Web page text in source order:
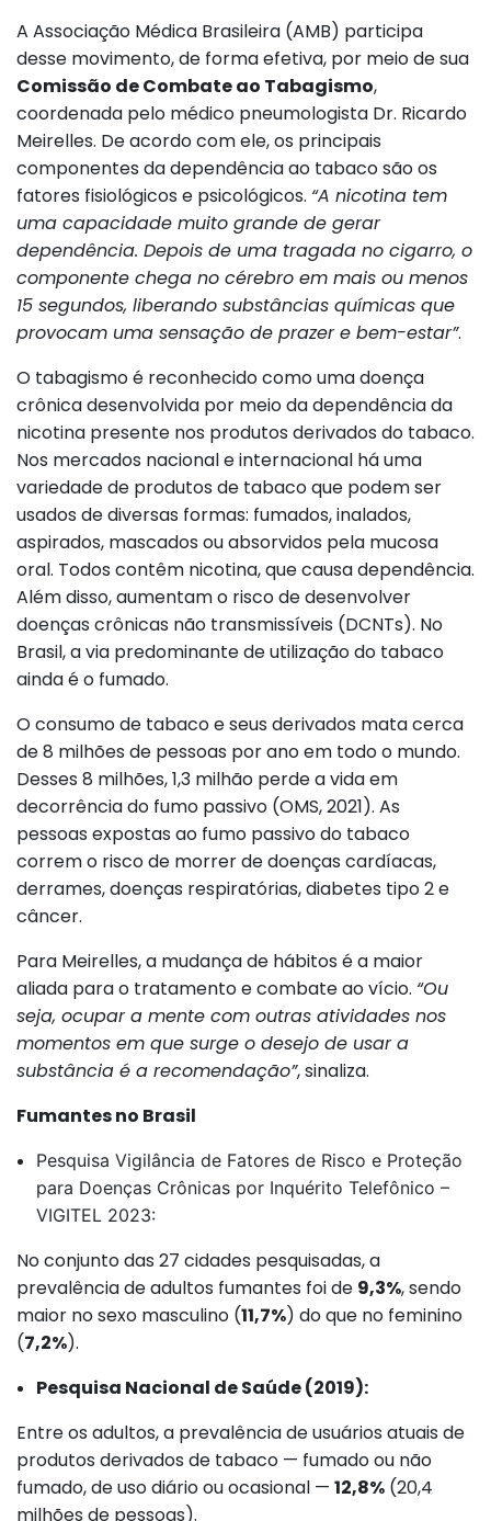
A Associação Médica Brasileira (AMB) participa
desse movimento, de forma efetiva, por meio de sua
Comissão de Combate ao Tabagismo,
coordenada pelo médico pneumologista Dr. Ricardo
Meirelles. De acordo com ele, os principais
componentes da dependência ao tabaco são os
fatores fisiológicos e psicológicos. “A nicotina tem
uma capacidade muito grande de gerar
dependência. Depois de uma tragada no cigarro, o
componente chega no cérebro em mais ou menos
15 segundos, liberando substâncias químicas que
provocam uma sensação de prazer e bem-estar”.
O tabagismo é reconhecido como uma doença
crônica desenvolvida por meio da dependência da
nicotina presente nos produtos derivados do tabaco.
Nos mercados nacional e internacional há uma
variedade de produtos de tabaco que podem ser
usados de diversas formas: fumados, inalados,
aspirados, mascados ou absorvidos pela mucosa
oral. Todos contêm nicotina, que causa dependência.
Além disso, aumentam o risco de desenvolver
doenças crônicas não transmissíveis (DCNTs). No
Brasil, a via predominante de utilização do tabaco
ainda é o fumado.
O consumo de tabaco e seus derivados mata cerca
de 8 milhões de pessoas por ano em todo o mundo.
Desses 8 milhões, 1,3 milhão perde a vida em
decorrência do fumo passivo (OMS, 2021). As
pessoas expostas ao fumo passivo do tabaco
correm o risco de morrer de doenças cardíacas,
derrames, doenças respiratórias, diabetes tipo 2 e
câncer.
Para Meirelles, a mudança de hábitos é a maior
aliada para o tratamento e combate ao vício. “Ou
seja, ocupar a mente com outras atividades nos
momentos em que surge o desejo de usar a
substância é a recomendação”, sinaliza.
Fumantes no Brasil
Pesquisa Vigilância de Fatores de Risco e Proteção
para Doenças Crônicas por Inquérito Telefônico –
VIGITEL 2023:
No conjunto das 27 cidades pesquisadas, a
prevalência de adultos fumantes foi de 9,3%, sendo
maior no sexo masculino (11,7%) do que no feminino
(7,2%).
Pesquisa Nacional de Saúde (2019):
Entre os adultos, a prevalência de usuários atuais de
produtos derivados de tabaco — fumado ou não
fumado, de uso diário ou ocasional — 12,8% (20,4
milhões de pessoas).